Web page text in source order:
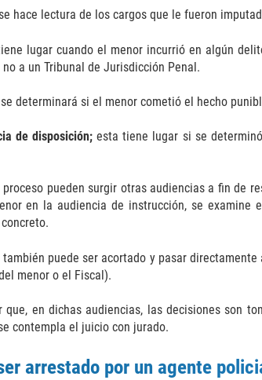
hace lectura de los cargos que le fueron
lugar cuando el menor incurrió en algún
a un Tribunal de Jurisdicción Penal.
determinará si el menor cometió el hecho
de disposición;esta tiene lugar si se
pueden surgir otras audiencias a fin de
en la audiencia de instrucción, se
puede ser acortado y pasar
menor o el Fiscal).
que, en dichas audiencias, las decisiones son
contempla el juicio con jurado.
arrestado por un agente